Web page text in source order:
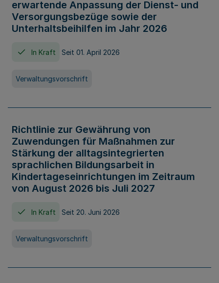
erwartende Anpassung der Dienst- und
Versorgungsbezüge sowie der
Unterhaltsbeihilfen im Jahr 2026
In Kraft Seit 01. April 2026
Verwaltungsvorschrift
Richtlinie zur Gewährung von
Zuwendungen für Maßnahmen zur
Stärkung der alltagsintegrierten
sprachlichen Bildungsarbeit in
Kindertageseinrichtungen im Zeitraum
von August 2026 bis Juli 2027
In Kraft Seit 20. Juni 2026
Verwaltungsvorschrift